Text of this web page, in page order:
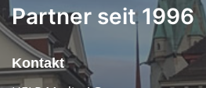
Partner seit 1996
Kontakt